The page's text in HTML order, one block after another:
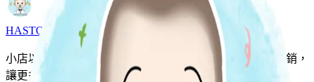
HASTORE 蝦士多
小店以團購形式為主，用優惠價同大家開心團購。薄利多銷，
讓更多家庭輕鬆入手優質好物。